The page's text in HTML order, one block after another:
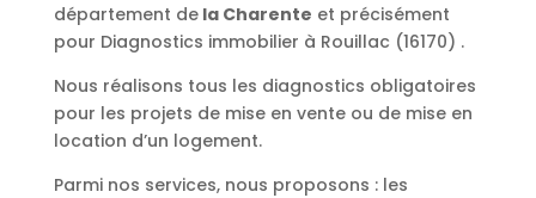
département dela Charente et précisément
pour Diagnostics immobilier à Rouillac (16170) .
Nous réalisons tous les diagnostics obligatoires
pour les projets de mise en vente ou de mise en
location d’un logement.
Parmi nos services, nous proposons : les